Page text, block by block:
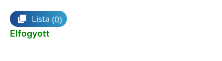
Lista (0)
Elfogyott